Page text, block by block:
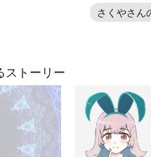
さくやさん
ストーリー